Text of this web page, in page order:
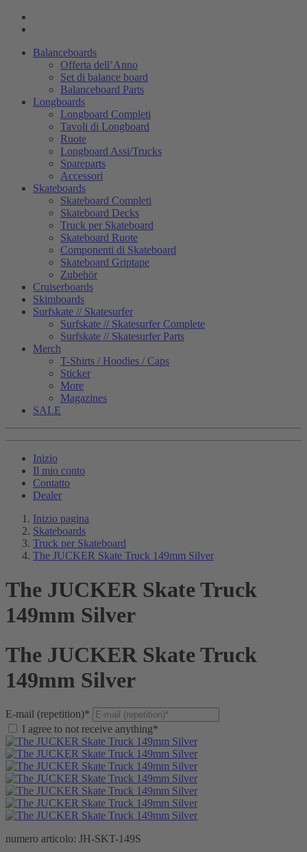
Balanceboards
Offerta dell’Anno
Set di balance board
Balanceboard Parts
Longboards
Longboard Completi
Tavoli di Longboard
Ruote
Longboard Assi/Trucks
Spareparts
Accessori
Skateboards
Skateboard Completi
Skateboard Decks
Truck per Skateboard
Skateboard Ruote
Componenti di Skateboard
Skateboard Griptape
Zubehör
Cruiserboards
Skimboards
Surfskate // Skatesurfer
Surfskate // Skatesurfer Complete
Surfskate // Skatesurfer Parts
Merch
T-Shirts / Hoodies / Caps
Sticker
More
Magazines
SALE
Inizio
Il mio conto
Contatto
Dealer
Inizio pagina
Skateboards
Truck per Skateboard
The JUCKER Skate Truck 149mm Silver
The JUCKER Skate Truck
149mm Silver
The JUCKER Skate Truck
149mm Silver
E-mail (repetition)*
I agree to not receive anything*
numero articolo: JH-SKT-149S